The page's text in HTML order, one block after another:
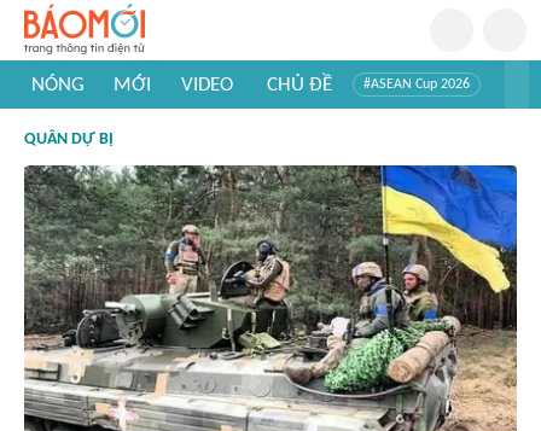
NÓNG MỚI VIDEO CHỦ ĐỀ #ASEAN Cup 2026
#Khám phá thế giới
QUÂN DỰ BỊ